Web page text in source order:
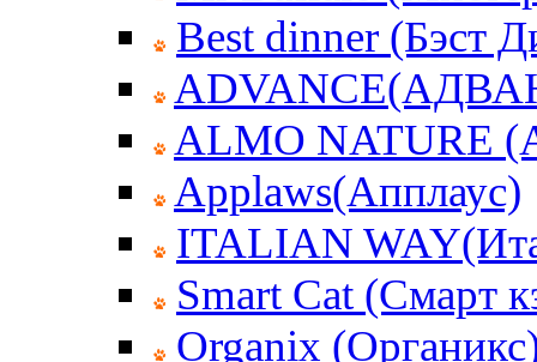
Best dinner (Бэст
ALMO
Applaws(Апплаус)
ITALIAN
Smart Cat (Смарт
Organix